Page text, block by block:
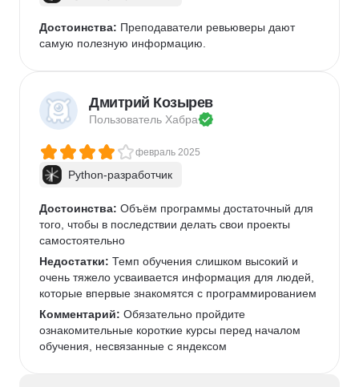
Достоинства: Преподаватели ревьюверы дают
самую полезную информацию.
Дмитрий Козырев
Пользователь Хабра
февраль 2025
Python-разработчик
Достоинства: Объём программы достаточный для
того, чтобы в последствии делать свои проекты
самостоятельно
Недостатки: Темп обучения слишком высокий и
очень тяжело усваивается информация для людей,
которые впервые знакомятся с программированием
Комментарий: Обязательно пройдите
ознакомительные короткие курсы перед началом
обучения, несвязанные с яндексом